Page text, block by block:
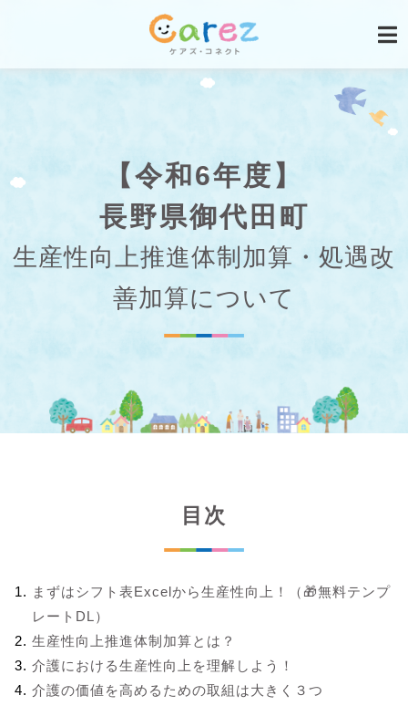
【令和6年度】
長野県御代田町
生産性向上推進体制加算・処遇改
善加算について
目次
まずはシフト表Excelから生産性向上！（🎁無料テンプ
レートDL）
生産性向上推進体制加算とは？
介護における生産性向上を理解しよう！
介護の価値を高めるための取組は大きく３つ